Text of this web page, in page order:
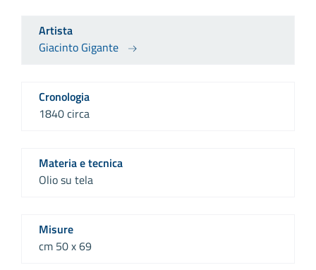
Artista
Giacinto Gigante
Cronologia
1840 circa
Materia e tecnica
Olio su tela
Misure
cm 50 x 69